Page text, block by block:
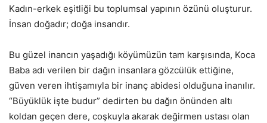
Kadın-erkek eşitliği bu toplumsal yapının özünü oluşturur.
İnsan doğadır; doğa insandır.
Bu güzel inancın yaşadığı köyümüzün tam karşısında, Koca
Baba adı verilen bir dağın insanlara gözcülük ettiğine,
güven veren ihtişamıyla bir inanç abidesi olduğuna inanılır.
“Büyüklük işte budur” dedirten bu dağın önünden altı
koldan geçen dere, coşkuyla akarak değirmen ustası olan